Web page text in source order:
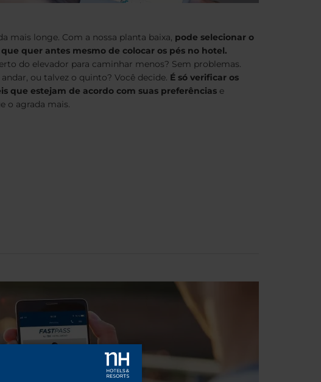
mais longe. Com a nossa planta baixa, pode selecionar o
quer antes mesmo de colocar os pés no hotel.
do elevador para caminhar menos? Sem problemas.
ou talvez o quinto? Você decide. É só verificar os
que estejam de acordo com suas preferências e
o agrada mais.